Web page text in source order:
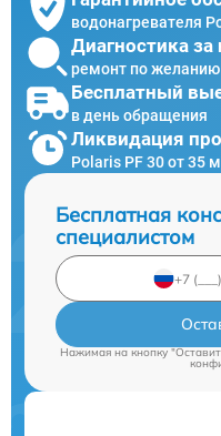
водонагревателя
Диагностика за
ремонт по желанию
Бесплатный
в день обращения
Ликвидация
Polaris PF 30 от 35
Бесплатная
специалистом
Нажимая на кнопку